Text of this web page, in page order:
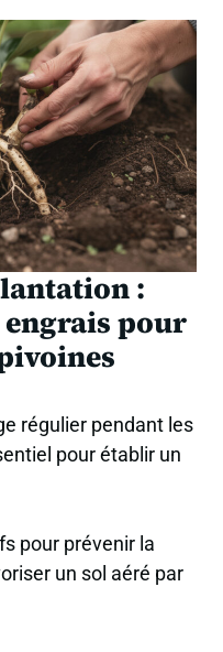
:
pour
régulier pendant les
pour établir un
pour prévenir la
un sol aéré par